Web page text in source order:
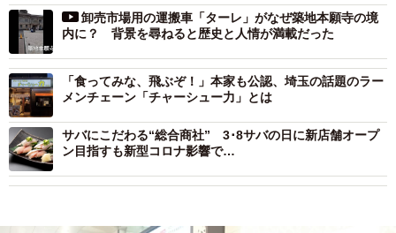
卸売市場用の運搬車「ターレ」がなぜ築地本願寺の境
内に？ 背景を尋ねると歴史と人情が満載だった
「食ってみな、飛ぶぞ！」本家も公認、埼玉の話題のラー
メンチェーン「チャーシュー力」とは
サバにこだわる“総合商社” 3･8サバの日に新店舗オープ
ン目指すも新型コロナ影響で…